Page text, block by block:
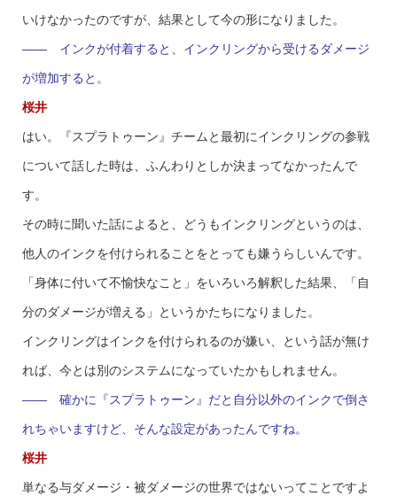
いけなかったのですが、結果として今の形になりました。
—— インクが付着すると、インクリングから受けるダメージ
が増加すると。
桜井
はい。『スプラトゥーン』チームと最初にインクリングの参戦
について話した時は、ふんわりとしか決まってなかったんで
す。
その時に聞いた話によると、どうもインクリングというのは、
他人のインクを付けられることをとっても嫌うらしいんです。
「身体に付いて不愉快なこと」をいろいろ解釈した結果、「自
分のダメージが増える」というかたちになりました。
インクリングはインクを付けられるのが嫌い、という話が無け
れば、今とは別のシステムになっていたかもしれません。
—— 確かに『スプラトゥーン』だと自分以外のインクで倒さ
れちゃいますけど、そんな設定があったんですね。
桜井
単なる与ダメージ・被ダメージの世界ではないってことですよ